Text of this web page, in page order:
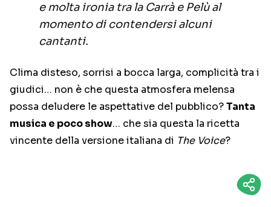
e molta ironia tra la Carrà e Pelù al
momento di contendersi alcuni
cantanti.
Clima disteso, sorrisi a bocca larga, complicità tra i
giudici… non è che questa atmosfera melensa
possa deludere le aspettative del pubblico?Tanta
musica e poco show… che sia questa la ricetta
vincente della versione italiana di The Voice?